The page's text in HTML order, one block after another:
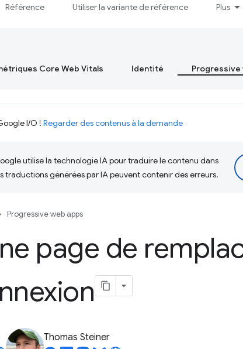
Référence Utiliser la variante de référence Plus
Core Web Vitals Identité Progressive
I/O ! Regarder des contenus à la demande
utilise la technologie IA pour traduire le contenu dans
traductions générées par IA peuvent contenir des erreurs.
Progressive web apps
page de
Thomas Steiner